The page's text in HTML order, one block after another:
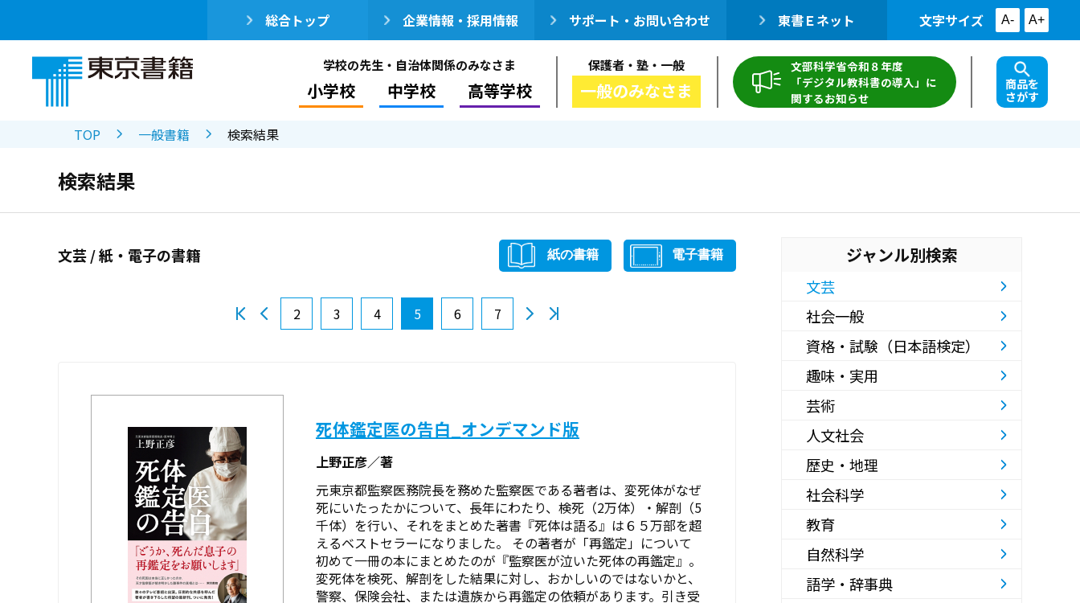
総合トップ 企業情報・採用情報 サポート・お問い合わせ 東書Ｅネット 文字サイズ A- A+
学校の先生・自治体関係のみなさま
小学校 中学校 高等学校
保護者・塾・一般
一般のみなさま
文部科学省令和８年度
「デジタル教科書の導入」に
関するお知らせ
商品を
さがす
TOP 一般書籍 検索結果
検索結果
文芸 / 紙・電子の書籍 紙の書籍 電子書籍
2 3 4 5 6 7
死体鑑定医の告白_オンデマンド版
上野正彦／著
元東京都監察医務院長を務めた監察医である著者は、変死体がなぜ
死にいたったかについて、長年にわたり、検死（2万体）・解剖（5
千体）を行い、それをまとめた著書『死体は語る』は６５万部を超
えるベストセラーになりました。 その著者が「再鑑定」について
初めて一冊の本にまとめたのが『監察医が泣いた死体の再鑑定』。
変死体を検死、解剖をした結果に対し、おかしいのではないかと、
警察、保険会社、または遺族から再鑑定の依頼があります。引き受
ジャンル別検索
文芸
社会一般
資格・試験（日本語検定）
趣味・実用
芸術
人文社会
歴史・地理
社会科学
教育
自然科学
語学・辞事典